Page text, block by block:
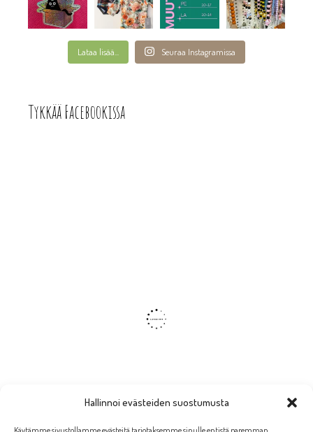
Hallinnoi evästeiden suostumusta
Lataa lisää... Seuraa Instagramissa
Tykkää Facebookissa